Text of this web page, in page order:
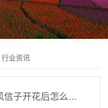
行业资讯
风信子什么时候开花，风信子开花后怎么处理？